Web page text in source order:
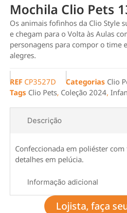
Mochila Clio Pets
Os animais fofinhos da Clio Style
e chegam para o Volta às Aulas
personagens para compor o time
alegres.
REF CP3527D Categorias Clio
Tags Clio Pets, Coleção 2024,
Descrição
Informação adicional
Confeccionada em poliéster
detalhes em pelúcia.
Lojista, faça